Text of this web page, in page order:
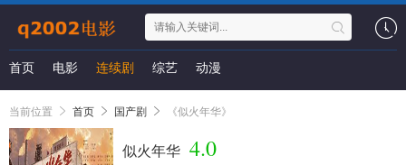
首页 电影 连续剧 综艺 动漫
当前位置 首页 国产剧 《似火年华》
似火年华 4.0